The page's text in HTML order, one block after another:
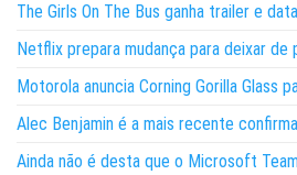
The Girls On The Bus ganha trailer e
Netflix prepara mudança para deixar de
Motorola anuncia Corning Gorilla Glass
Alec Benjamin é a mais recente
Ainda não é desta que o Microsoft